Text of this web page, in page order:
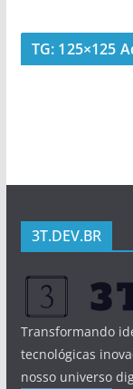
TG: 125×125
3T.DEV.BR
Transformando
tecnológicas
nosso universo